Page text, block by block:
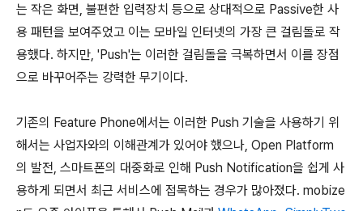
는 작은 화면, 불편한 입력장치 등으로 상대적으로 Passive한 사
용 패턴을 보여주었고 이는 모바일 인터넷의 가장 큰 걸림돌로 작
용했다. 하지만, 'Push'는 이러한 걸림돌을 극복하면서 이를 장점
으로 바꾸어주는 강력한 무기이다.
기존의 Feature Phone에서는 이러한 Push 기술을 사용하기 위
해서는 사업자와의 이해관계가 있어야 했으나, Open Platform
의 발전, 스마트폰의 대중화로 인해 Push Notification을 쉽게 사
용하게 되면서 최근 서비스에 접목하는 경우가 많아졌다. mobize